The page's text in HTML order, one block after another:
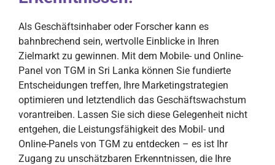
Als Geschäftsinhaber oder Forscher kann es
bahnbrechend sein, wertvolle Einblicke in Ihren
Zielmarkt zu gewinnen. Mit dem Mobile- und Online-
Panel von TGM in Sri Lanka können Sie fundierte
Entscheidungen treffen, Ihre Marketingstrategien
optimieren und letztendlich das Geschäftswachstum
vorantreiben. Lassen Sie sich diese Gelegenheit nicht
entgehen, die Leistungsfähigkeit des Mobil- und
Online-Panels von TGM zu entdecken – es ist Ihr
Zugang zu unschätzbaren Erkenntnissen, die Ihre